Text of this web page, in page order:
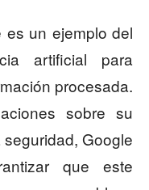
es un ejemplo del
artificial para
procesada.
sobre su
Google
que este